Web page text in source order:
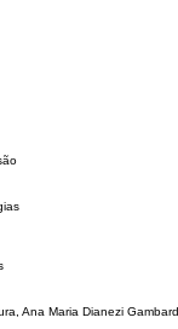
Ana Maria Dianezi